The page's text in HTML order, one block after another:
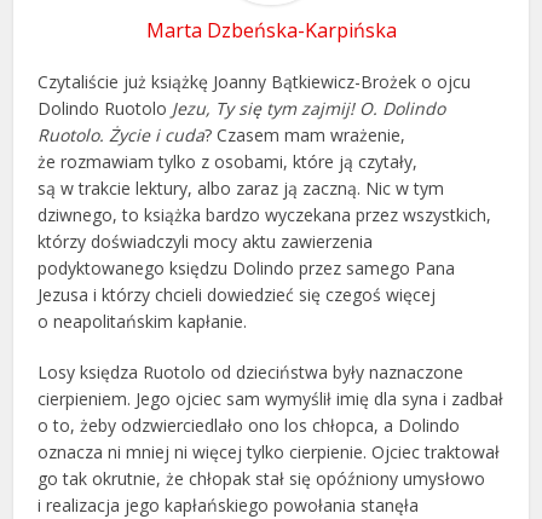
Marta Dzbeńska-Karpińska
Czytaliście już książkę Joanny Bątkiewicz-Brożek o ojcu
Dolindo Ruotolo Jezu, Ty się tym zajmij! O. Dolindo
Ruotolo. Życie i cuda? Czasem mam wrażenie,
że rozmawiam tylko z osobami, które ją czytały,
są w trakcie lektury, albo zaraz ją zaczną. Nic w tym
dziwnego, to książka bardzo wyczekana przez wszystkich,
którzy doświadczyli mocy aktu zawierzenia
podyktowanego księdzu Dolindo przez samego Pana
Jezusa i którzy chcieli dowiedzieć się czegoś więcej
o neapolitańskim kapłanie.
Losy księdza Ruotolo od dzieciństwa były naznaczone
cierpieniem. Jego ojciec sam wymyślił imię dla syna i zadbał
o to, żeby odzwierciedlało ono los chłopca, a Dolindo
oznacza ni mniej ni więcej tylko cierpienie. Ojciec traktował
go tak okrutnie, że chłopak stał się opóźniony umysłowo
i realizacja jego kapłańskiego powołania stanęła